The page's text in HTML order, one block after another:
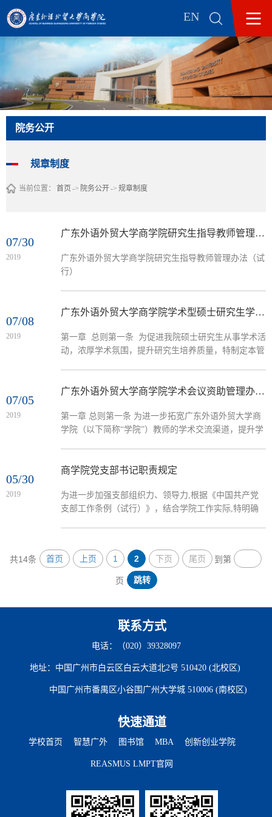
EN
院务公开
规章制度
当前位置： 首页 -> 院务公开-> 规章制度
07/30
2019
广东外语外贸大学商学院研究生指导教师管理办法（试行）
​广东外语外贸大学商学院研究生指导教师管理办法（试
行）
07/08
2019
广东外语外贸大学商学院学术型硕士研究生学术会议资助管理办法（试行）
第一章 总则第一条 为促进我院硕士研究生从事学术活
动，浓厚学术氛围，提升研究生培养质量，特制定本管
助：（一）在校期间有课程不及格记录、有处分记录，
申请者毕业派遣日期者；（三）申请材料内容不齐备或
申请材料中提供虚假信息者；（四）学院认定的其他不
07/05
2019
广东外语外贸大学商学院学术会议资助管理办法（教师）
第一章 总则第一条 为进一步拓宽广东外语外贸大学商
学院（以下简称“学院”）教师的学术交流渠道，提升学
特制定本办法。第二条 本办法适用于商学院在编在岗
主办与协办）的学术会议需紧密围绕学院的重点研究领
域，对提升学院的科研水平及影响力有较大的推动作
05/30
2019
商学院党支部书记职责规定
为进一步加强支部组织力、领导力,根据《中国共产党
支部工作条例（试行）》，结合学院工作实际,特明确
组织协调能力和群众工作本领,敢于担当、乐于奉献,带
头发挥先锋模范作用,在党员、群众中有较高威信。
二、党支部书记主持党支部全面工作,督促党支部其他
委员履行职责,发挥作用,抓好党支部委员会自身建设,向
共14条 首页 上页 1 2 下页 尾页 到第
页 跳转
联系方式
电话：（020）39328097
地址：中国广州市白云区白云大道北2号 510420 (北校区)
中国广州市番禺区小谷围广州大学城 510006 (南校区)
快速通道
学校首页 智慧广外 图书馆 MBA 创新创业学院
REASMUS LMPT官网